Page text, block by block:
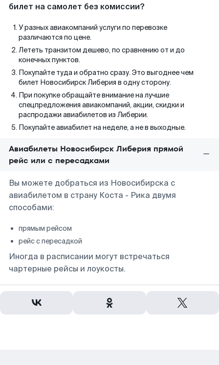
билет на самолет без комиссии?
У разных авиакомпаний услуги по перевозке
различаются по цене.
Лететь транзитом дешево, по сравнению от и до
конечных пунктов.
Покупайте туда и обратно сразу. Это выгоднее чем
билет Новосибирск Либерия в одну сторону.
При покупке обращайте внимание на лучшие
спецпредложения авиакомпаний, акции, скидки и
распродажи авиабилетов из Либерии.
Покупайте авиабилет на неделе, а не в выходные.
Авиабилеты Новосибирск Либерия прямой
рейс или с пересадками
Вы можете добраться из Новосибирска с
авиабилетом в страну Коста - Рика двумя
способами:
прямым рейсом
рейс с пересадкой
Иногда в расписании могут встречаться
чартерные рейсы и лоукосты.